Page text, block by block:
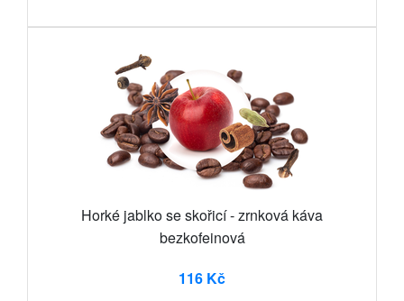
Horké jablko se skořicí - zrnková káva
bezkofeinová
116 Kč